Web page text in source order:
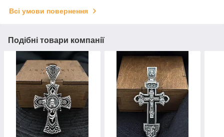
Всі умови повернення
Подібні товари компанії